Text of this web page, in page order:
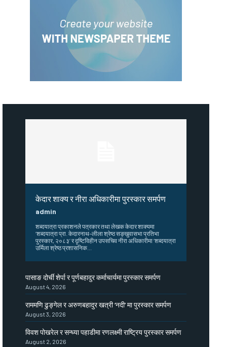
केदार शाक्य र नीरा अधिकारीमा पुरस्कार समर्पण
admin
शब्दयात्रा प्रकाशनले पत्रकार तथा लेखक केदार शाक्यमा
‘शब्दयात्रा प्रा. केदारनाथ–लीला श्रेष्ठ सङ्खुवासभा प्रतिभा
पुरस्कार, २०८३’ र दृष्टिविहीन उपसचिव नीरा अधिकारीमा ‘शब्दयात्रा
उर्मिला श्रेष्ठ प्रशासनिक...
पासाङ दोर्ची शेर्पा र पूर्णबहादुर कर्माचार्यमा पुरस्कार समर्पण
August 4, 2026
राममणि ढुङ्गेल र अरुणबहादुर खत्री ‘नदी’ मा पुरस्कार समर्पण
August 3, 2026
विवश पोखरेल र सन्ध्या पहाडीमा रणलक्ष्मी राष्ट्रिय पुरस्कार समर्पण
August 2, 2026